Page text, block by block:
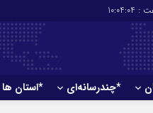
:
10:04:05
*چندرسانه‌ای *استان ها